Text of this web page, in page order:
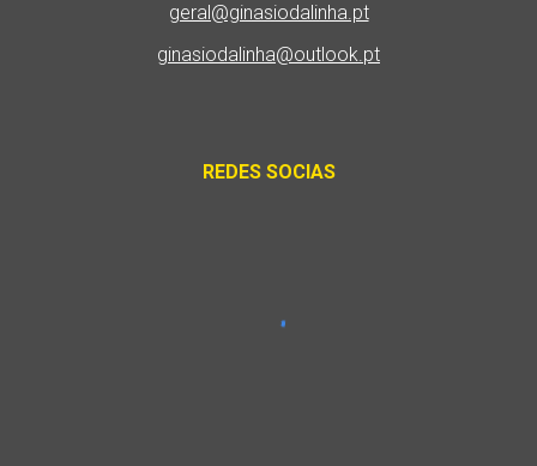
geral@ginasiodalinha.pt
ginasiodalinha@outlook.pt
REDES SOCIAS